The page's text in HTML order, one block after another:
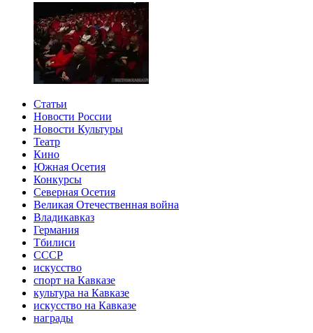
Статьи
Новости России
Новости Культуры
Театр
Кино
Южная Осетия
Конкурсы
Северная Осетия
Великая Отечественная война
Владикавказ
Германия
Тбилиси
СССР
искусство
спорт на Кавказе
культура на Кавказе
искусство на Кавказе
награды